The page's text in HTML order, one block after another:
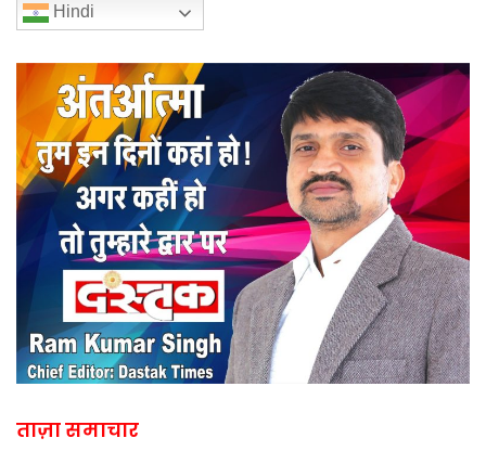
Hindi
ताज़ा समाचार